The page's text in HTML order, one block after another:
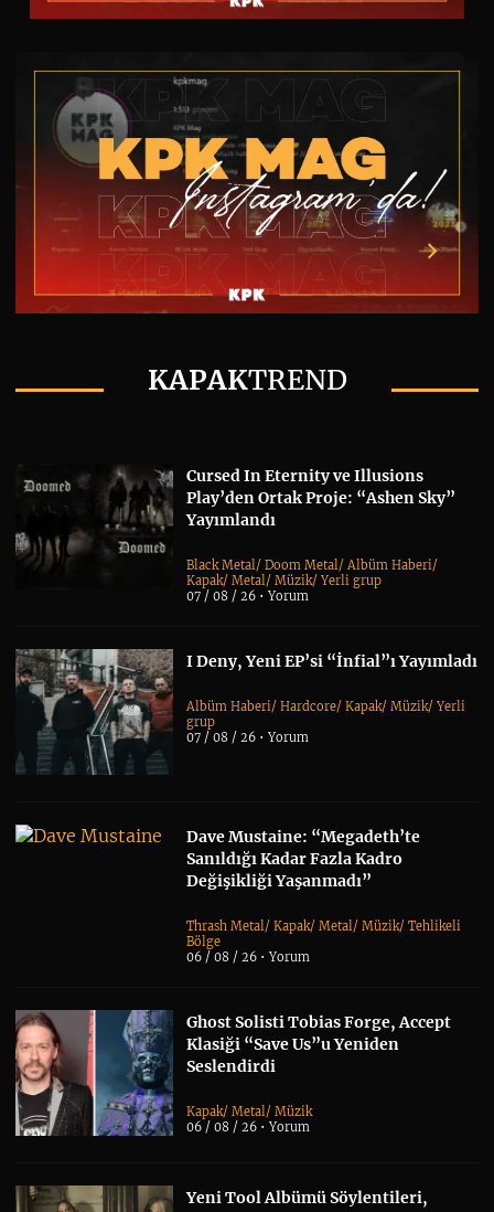
KAPAKTREND
Cursed In Eternity ve Illusions
Play’den Ortak Proje: “Ashen Sky”
Yayımlandı
Black Metal /Doom Metal /Albüm Haberi/
Kapak/Metal /Müzik/Yerli grup
07 / 08 / 26 •Yorum
I Deny, Yeni EP’si “İnfial”ı Yayımladı
Albüm Haberi/Hardcore/Kapak/Müzik/Yerli
grup
07 / 08 / 26 •Yorum
Dave Mustaine: “Megadeth’te
Sanıldığı Kadar Fazla Kadro
Değişikliği Yaşanmadı”
Thrash Metal/Kapak/Metal/Müzik/Tehlikeli
Bölge
06 / 08 / 26 •Yorum
Ghost Solisti Tobias Forge, Accept
Klasiği “Save Us”u Yeniden
Seslendirdi
Kapak/Metal/Müzik
06 / 08 / 26 •Yorum
Yeni Tool Albümü Söylentileri,